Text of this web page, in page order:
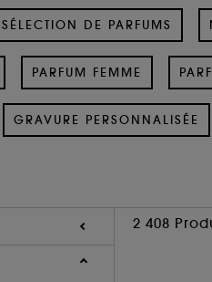
DE PARFUMS
PARFUM FEMME
GRAVURE PERSONNALISÉE
2 408